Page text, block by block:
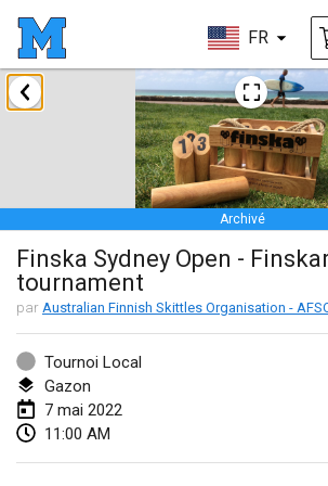
FR
Archivé
Finska Sydney Open -
tournament
par Australian Finnish Skittles Organisation -
Tournoi Local
Gazon
7 mai 2022
11:00 AM
janvier 2022
Tournoi Mixte ASPTTOM
22 janv. 2022|France
KKS Halli Duppeli
22 janv. 2022|Finlande
Mölkky Tournament - Doubles
22 janv. 2022|Japon
Suomelan Mölkky-open
22 janv. 2022
The Mölkky Tournament 2nd